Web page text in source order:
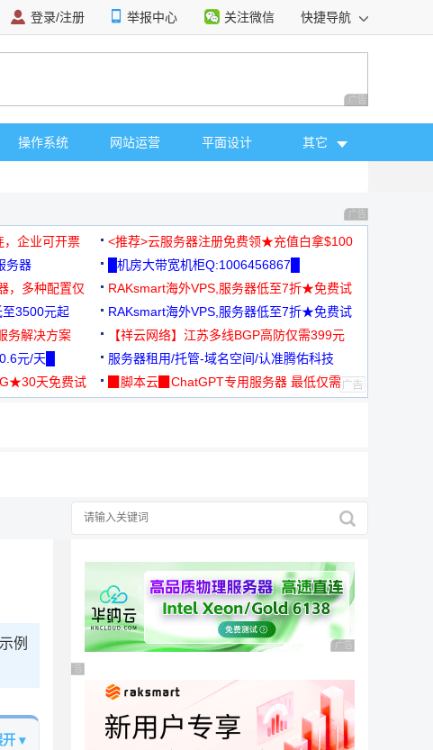
登录/注册 举报中心 关注微信 快捷导航
理性选择 广告 商业广告，理
操作系统 网站运营 平面设计 其它
广告 商业广告，理
，企业可开票
<推荐>云服务器注册免费领★充值白拿$100
务器
█机房大带宽机柜Q:1006456867█
，多种配置仅
RAKsmart海外VPS,服务器低至7折★免费试
用★
3500元起
RAKsmart海外VPS,服务器低至7折★免费试
用★
务解决方案
【祥云网络】江苏多线BGP高防仅需399元
元/天█
服务器租用/托管-域名空间/认准腾佑科技
天免费试
▉脚本云▉ChatGPT专用服务器 最低仅需
例
开 ▾
广告 商业广告，理性
广告 商业广告，理性选择